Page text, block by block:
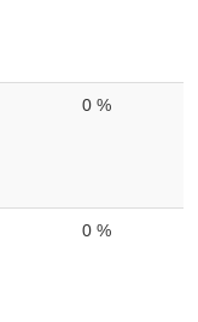
0 %
0 %